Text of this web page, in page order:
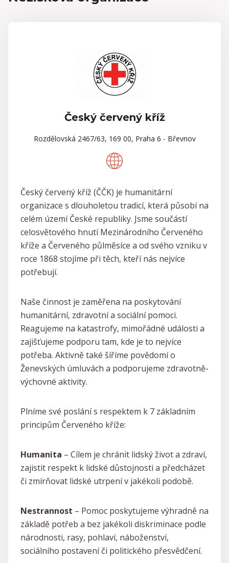
Český červený kříž
Rozdělovská 2467/63, 169 00, Praha 6 - Břevnov
Český červený kříž (ČČK) je humanitární
organizace s dlouholetou tradicí, která působí na
celém území České republiky. Jsme součástí
celosvětového hnutí Mezinárodního Červeného
kříže a Červeného půlměsíce a od svého vzniku v
roce 1868 stojíme při těch, kteří nás nejvíce
potřebují.
Naše činnost je zaměřena na poskytování
humanitární, zdravotní a sociální pomoci.
Reagujeme na katastrofy, mimořádné události a
zajišťujeme podporu tam, kde je to nejvíce
potřeba. Aktivně také šíříme povědomí o
Ženevských úmluvách a podporujeme zdravotně-
výchovné aktivity.
Plníme své poslání s respektem k 7 základním
principům Červeného kříže:
Humanita – Cílem je chránit lidský život a zdraví,
zajistit respekt k lidské důstojnosti a předcházet
či zmírňovat lidské utrpení v jakékoli podobě.
Nestrannost – Pomoc poskytujeme výhradně na
základě potřeb a bez jakékoli diskriminace podle
národnosti, rasy, pohlaví, náboženství,
sociálního postavení či politického přesvědčení.